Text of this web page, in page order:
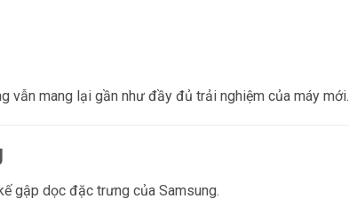
vẫn mang lại gần như đầy đủ trải nghiệm của máy mới.
gập dọc đặc trưng của Samsung.